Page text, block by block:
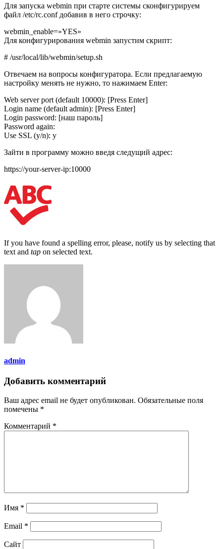
Для запуска webmin при старте системы сконфигурируем
файл /etc/rc.conf добавив в него строчку:
webmin_enable=»YES»
Для конфигурирования webmin запустим скрипт:
# /usr/local/lib/webmin/setup.sh
Отвечаем на вопросы конфигуратора. Если предлагаемую
настройку менять не нужно, то нажимаем Enter:
Web server port (default 10000): [Press Enter]
Login name (default admin): [Press Enter]
Login password: [наш пароль]
Password again:
Use SSL (y/n): y
Зайти в программу можно введя следущий адрес:
https://your-server-ip:10000
If you have found a spelling error, please, notify us by selecting that
text and tap on selected text.
admin
Добавить комментарий
Ваш адрес email не будет опубликован. Обязательные поля
помечены *
Комментарий *
Имя *
Email *
Сайт